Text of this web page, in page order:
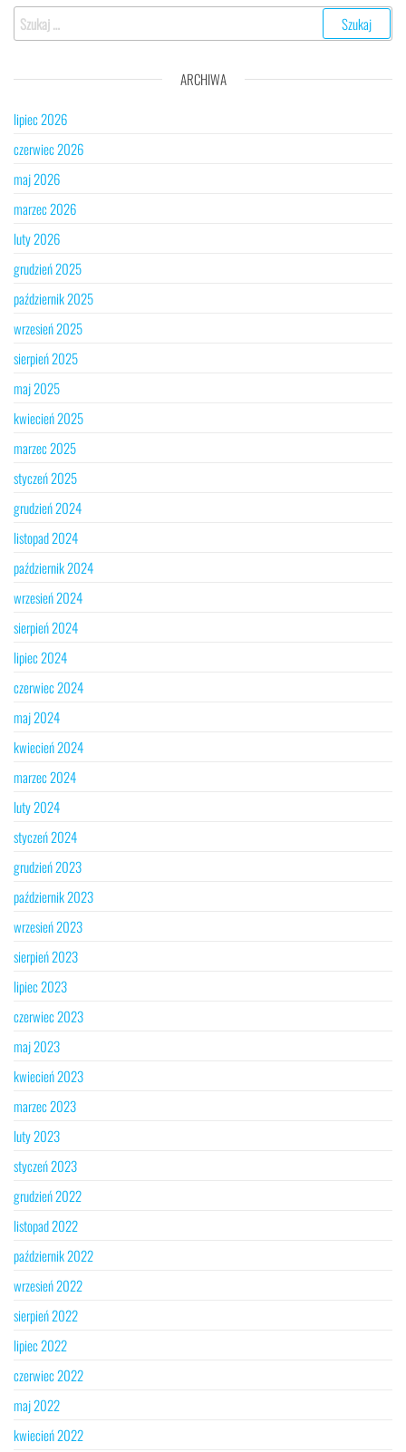
Szukaj:
ARCHIWA
lipiec 2026
czerwiec 2026
maj 2026
marzec 2026
luty 2026
grudzień 2025
październik 2025
wrzesień 2025
sierpień 2025
maj 2025
kwiecień 2025
marzec 2025
styczeń 2025
grudzień 2024
listopad 2024
październik 2024
wrzesień 2024
sierpień 2024
lipiec 2024
czerwiec 2024
maj 2024
kwiecień 2024
marzec 2024
luty 2024
styczeń 2024
grudzień 2023
październik 2023
wrzesień 2023
sierpień 2023
lipiec 2023
czerwiec 2023
maj 2023
kwiecień 2023
marzec 2023
luty 2023
styczeń 2023
grudzień 2022
listopad 2022
październik 2022
wrzesień 2022
sierpień 2022
lipiec 2022
czerwiec 2022
maj 2022
kwiecień 2022